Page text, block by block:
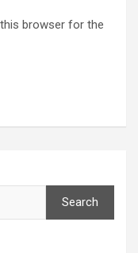
browser for the
Search